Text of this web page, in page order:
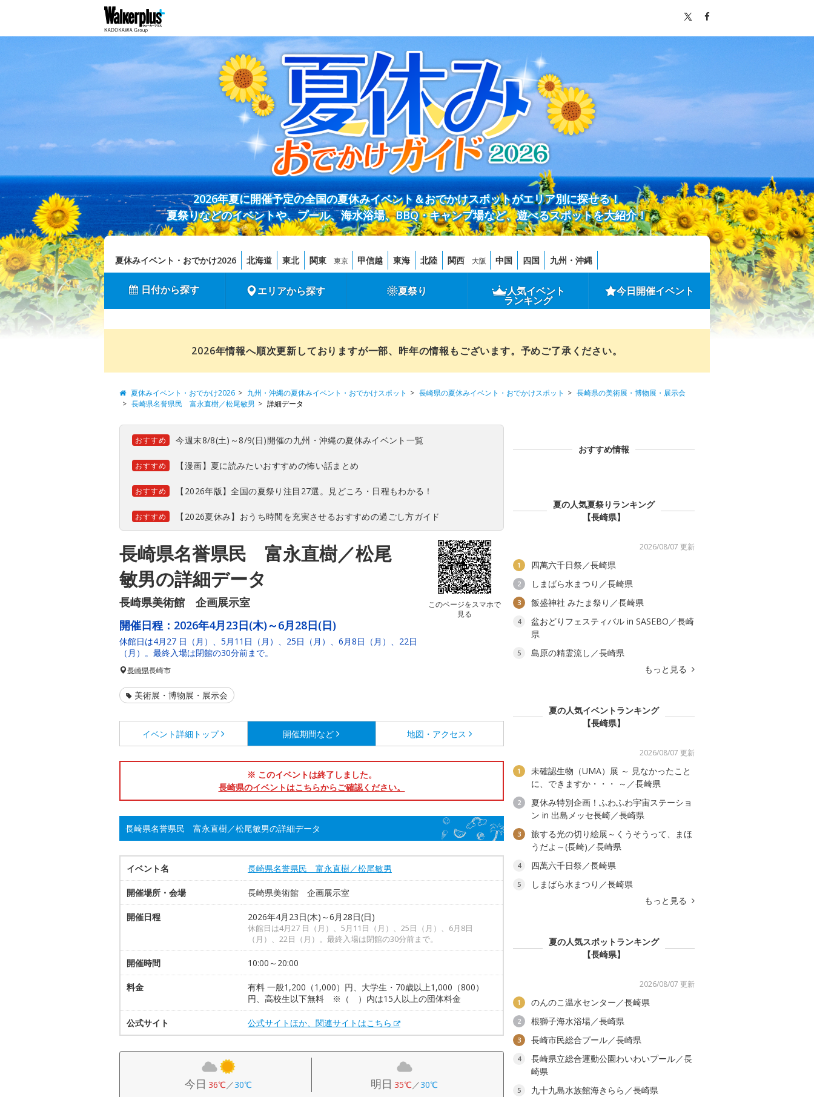
2026年夏に開催予定の全国の夏休みイベント＆おでかけスポットがエリア別に探せる！
夏祭りなどのイベントや、プール、海水浴場、BBQ・キャンプ場など、遊べるスポットを大紹介！
夏休みイベント・おでかけ2026 北海道 東北 関東 東京 甲信越 東海 北陸 関西 大阪 中国 四国 九州・沖縄
日付から探す エリアから探す 夏祭り 人気イベント
ランキング
今日開催イベント
2026年情報へ順次更新しておりますが一部、昨年の情報もございます。予めご了承ください。
夏休みイベント・おでかけ2026 九州・沖縄の夏休みイベント・おでかけスポット 長崎県の夏休みイベント・おでかけスポット
長崎県の美術展・博物展・展示会
長崎県名誉県民 富永直樹／松尾敏男
詳細データ
おすすめ 今週末8/8(土)～8/9(日)開催の九州・沖縄の夏休みイベント一覧
おすすめ 【漫画】夏に読みたいおすすめの怖い話まとめ
おすすめ 【2026年版】全国の夏祭り注目27選。見どころ・日程もわかる！
おすすめ 【2026夏休み】おうち時間を充実させるおすすめの過ごし方ガイド
長崎県名誉県民 富永直樹／松尾
敏男の詳細データ
長崎県美術館 企画展示室
このページをスマホで
見る
開催日程： 2026年4月23日(木)～6月28日(日)
休館日は4月27 日（月）、5月11日（月）、25日（月）、6月8日（月）、22日
（月）。最終入場は閉館の30分前まで。
長崎県長崎市
美術展・博物展・展示会
イベント詳細 トップ 開催期間など 地図・アクセス
※ このイベントは終了しました。
長崎県のイベントはこちらからご確認ください。
長崎県名誉県民 富永直樹／松尾敏男の詳細データ
イベント名 長崎県名誉県民 富永直樹／松尾敏男
開催場所・会場 長崎県美術館 企画展示室
開催日程 2026年4月23日(木)～6月28日(日)
休館日は4月27 日（月）、5月11日（月）、25日（月）、6月8日
（月）、22日（月）。最終入場は閉館の30分前まで。
開催時間 10:00～20:00
料金
有料 一般1,200（1,000）円、大学生・70歳以上1,000（800）
円、高校生以下無料 ※（ ）内は15人以上の団体料金
公式サイト 公式サイトほか、関連サイトはこちら
今日 36℃／30℃ 明日 35℃／30℃
おすすめ情報
夏の人気夏祭りランキング
【長崎県】
2026/08/07 更新
1 四萬六千日祭／長崎県
2 しまばら水まつり／長崎県
3 飯盛神社 みたま祭り／長崎県
4
盆おどりフェスティバル in SASEBO／長崎
県
5
島原の精霊流し／長崎県
もっと見る
夏の人気イベントランキング
【長崎県】
2026/08/07 更新
1
未確認生物（UMA）展 ～ 見なかったこと
に、できますか・・・ ～／長崎県
2
夏休み特別企画！ふわふわ宇宙ステーショ
ン in 出島メッセ長崎／長崎県
3
旅する光の切り絵展～くうそうって、まほ
うだよ～(長崎)／長崎県
4 四萬六千日祭／長崎県
5
しまばら水まつり／長崎県
もっと見る
夏の人気スポットランキング
【長崎県】
2026/08/07 更新
1 のんのこ温水センター／長崎県
2 根獅子海水浴場／長崎県
3 長崎市民総合プール／長崎県
4
長崎県立総合運動公園わいわいプール／長
崎県
5
九十九島水族館海きらら／長崎県